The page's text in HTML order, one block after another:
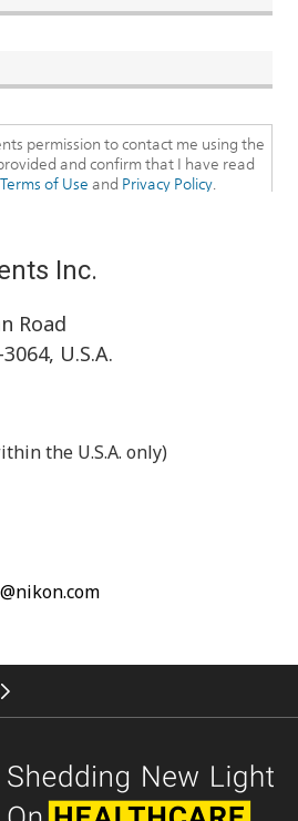
Inc.
Road
U.S.A.
the U.S.A. only)